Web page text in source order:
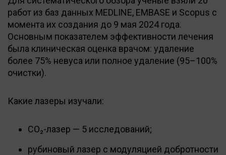
работ из баз данных MEDLINE, EMBASE и Scopus с
момента их создания до 9 мая 2024 года.
Основным показателем эффективности лечения
была клиническая оценка врачом: удаление
более 75% невуса или полное удаление (95–100%
очистки).
Какие лазеры изучали:
CO₂-лазер — 5 исследований;
рубиновый лазер с модуляцией добротности